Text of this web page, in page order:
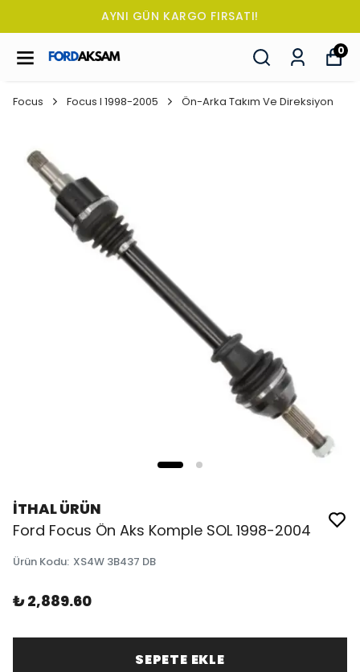
AYNI GÜN KARGO FIRSATI!
0
Focus Focus I 1998-2005 Ön-Arka Takım Ve Direksiyon
İTHAL ÜRÜN
Ford Focus Ön Aks Komple SOL 1998-2004
Ürün Kodu: XS4W 3B437 DB
₺ 2,889.60
SEPETE EKLE